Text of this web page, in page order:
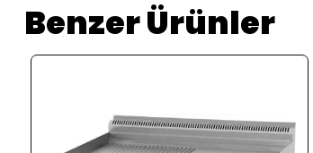
Benzer Ürünler